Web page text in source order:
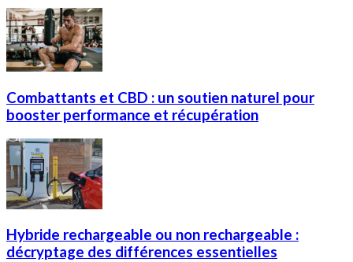
Combattants et CBD : un soutien naturel pour
booster performance et récupération
Hybride rechargeable ou non rechargeable :
décryptage des différences essentielles